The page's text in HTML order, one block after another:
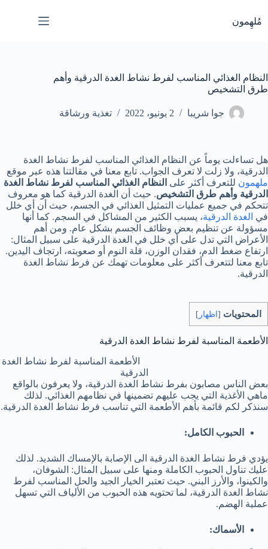
إلى
المحتوى
مُلهِمون
النظام الغذائي المناسب لفرط نشاط الغدة الدرقية وأهم
طرق التشخيص
جوا شريبا 2 يونيو، 2022 تغذية ورشاقة
هل تساءلت يوماً عن النظام الغذائي المناسب لفرط نشاط الغدة
الدرقية، ولا زلت لا تعرف الجواب. تابع معنا في مقالتنا هذه عبر موقع
ملهمون للتعرف أكثر على النظام الغذائي المناسب لفرط نشاط الغدة
الدرقية وأهم طرق التشخيص. حيث أن الغدة الدرقية كما هو معروف
تتحكم في جميع عمليات التمثيل الغذائي في الجسم، حيث أن أي خلل
في الغدة الدرقية، يسبب الكثير من المشاكل في السجم. كما أنها
مسؤولة عن تنظيم بعض وظائف الجسم بشكل عام. ومن أهم
الأعراض التي تدل على أي خلل في الغدة الدرقية على سبيل المثال:
ارتفاع ضغط الدم، فقدان الوزن، قلة النوم أو صعوبته، ارتجاف اليدين.
تابع معنا لتتعرف أكثر على معلومات تهمك عن فرط نشاط الغدة
الدرقية.
المحتويات [ اظهار ]
الأطعمة المناسبة لفرط نشاط الغدة الدرقية
الأطعمة المناسبة لفرط نشاط الغدة
الدرقية
بعض الناس مصابون بفرط نشاط الغدة الدرقية، ولا يعرفون بالواقع
ماهي الأغذية التي يجب عليهم تضمينها في نظامهم الغذائي. لذلك
سنذكر لكم قائمة بأهم الأطعمة التي تناسب فرط نشاط الغدة الدرقية.
الحبوب الكامل:
يؤدي فرط نشاط الغدة الدرقية الى الإصابة بالإمساك الشديد. لذلك
عليك تناول الحبوب الكاملة ومنها على سبيل المثال: الشوفان،
والكينوا، والأرز البني. حيث تعتبر الخيار الجيد والحل المناسب لفرط
نشاط الغدة الدرقية، لما تحتويه هذه الحبوب من الألياف التي تسهل
عملية الهضم.
الأسماك: